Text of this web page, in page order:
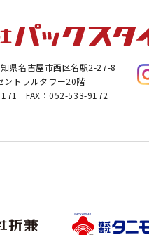
県名古屋市西区名駅2-27-8
ントラルタワー20階
FAX：052-533-9172